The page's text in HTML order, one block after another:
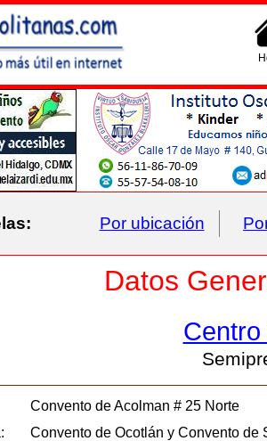
Por ubicación
Datos
Centro
Convento de Acolman # 25 Norte
Convento de Ocotlán y Convento de